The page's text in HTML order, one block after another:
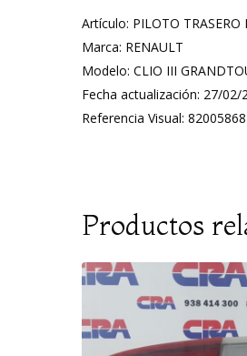
Artículo: PILOTO TRASERO
Marca: RENAULT
Modelo: CLIO III
Fecha actualización: 27/02/
Referencia Visual:
Productos